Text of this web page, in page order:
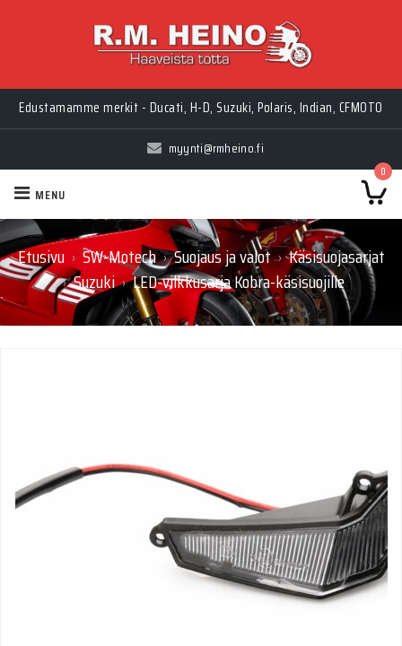
Edustamamme merkit - Ducati, H-D, Suzuki, Polaris, Indian, CFMOTO
myynti@rmheino.fi
0
MENU
Etusivu › SW-Motech › Suojaus ja valot › Käsisuojasarjat
› Suzuki › LED-vilkkusarja Kobra-käsisuojille